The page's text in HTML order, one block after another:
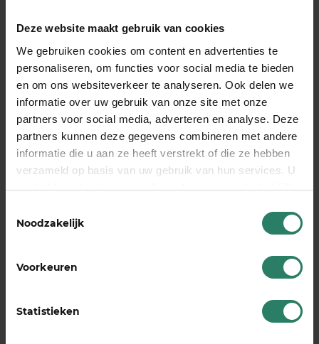
Deze website maakt gebruik van cookies
We gebruiken cookies om content en advertenties te
personaliseren, om functies voor social media te bieden
en om ons websiteverkeer te analyseren. Ook delen we
informatie over uw gebruik van onze site met onze
partners voor social media, adverteren en analyse. Deze
partners kunnen deze gegevens combineren met andere
informatie die u aan ze heeft verstrekt of die ze hebben
verzameld op basis van uw gebruik van hun services. U
gaat akkoord met onze cookies als u onze website blijft
Noodzakelijk
Voorkeuren
Statistieken
mogelijkheden om hulp te krijgen zonder je
bedrijf stil te leggen. Online therapie biedt
flexibiliteit in de planning. Veel therapeuten
werken ’s avonds of in het weekend. Sommige
coaches specialiseren zich in ondersteuning
tijdens het voortzetten van je bedrijfsactiviteiten.
Wacht niet tot je volledig bent uitgevallen. Vroege
arbeidsongeschiktheid en helpt je sneller te
ondernemers verdient dezelfde aandacht als hun
fysieke gezondheid.
Hoe helpt SharePeople bij